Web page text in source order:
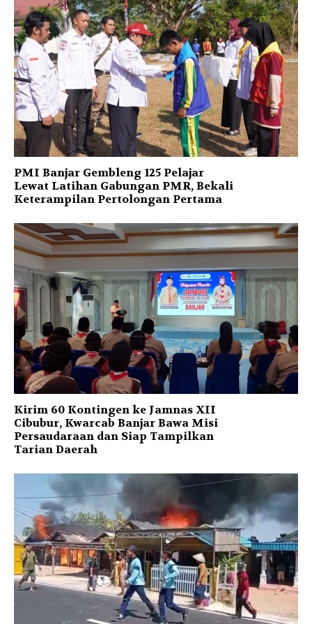
PMI Banjar Gembleng 125 Pelajar
Lewat Latihan Gabungan PMR, Bekali
Keterampilan Pertolongan Pertama
Kirim 60 Kontingen ke Jamnas XII
Cibubur, Kwarcab Banjar Bawa Misi
Persaudaraan dan Siap Tampilkan
Tarian Daerah